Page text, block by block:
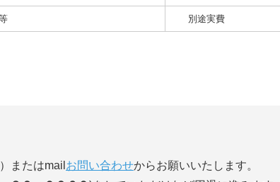
別途実費
）またはmail お問い合わせからお願いいたします。